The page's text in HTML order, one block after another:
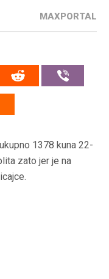
MAXPORTAL
1378 kuna 22-
zato jer je na